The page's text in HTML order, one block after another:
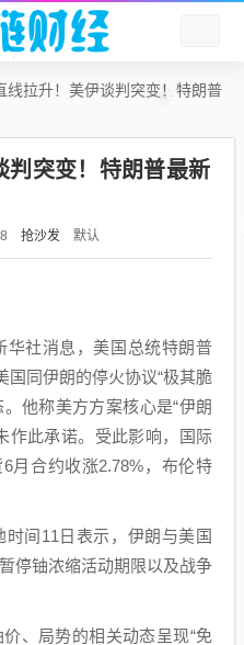
线拉升！美伊谈判突变！特朗普
判突变！特朗普最新
抢沙发 默认
社消息，美国总统特朗普
国同伊朗的停火协议“极其脆
他称美方方案核心是“伊朗
作此承诺。受此影响，国际
6月合约收涨2.78%，布伦特
间11日表示，伊朗与美国
停铀浓缩活动期限以及战争
局势的相关动态呈现“免